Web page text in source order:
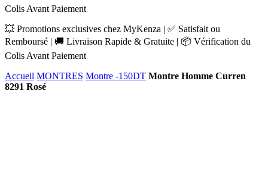
Colis Avant Paiement
💥 Promotions exclusives chez MyKenza | ✅ Satisfait ou
Remboursé | 🚚 Livraison Rapide & Gratuite | 📦 Vérification du
Colis Avant Paiement
Accueil MONTRES Montre -150DT Montre Homme Curren
8291 Rosé